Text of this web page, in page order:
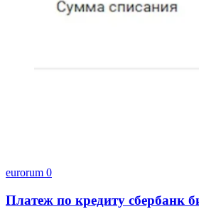
eurorum 0
Платеж по кредиту сбербанк